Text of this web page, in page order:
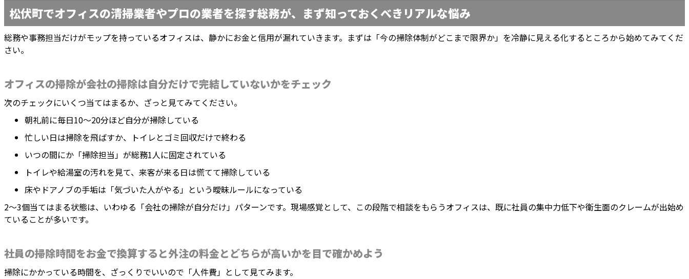
松伏町でオフィスの清掃業者やプロの業者を探す総務が、まず知っておくべきリアルな悩み
総務や事務担当だけがモップを持っているオフィスは、静かにお金と信用が漏れていきます。まずは「今の掃除体制がどこまで限界か」を冷静に見える化するところから始めてみてくだ
さい。
オフィスの掃除が会社の掃除は自分だけで完結していないかをチェック
次のチェックにいくつ当てはまるか、ざっと見てみてください。
朝礼前に毎日10〜20分ほど自分が掃除している
忙しい日は掃除を飛ばすか、トイレとゴミ回収だけで終わる
いつの間にか「掃除担当」が総務1人に固定されている
トイレや給湯室の汚れを見て、来客が来る日は慌てて掃除している
床やドアノブの手垢は「気づいた人がやる」という曖昧ルールになっている
2〜3個当てはまる状態は、いわゆる「会社の掃除が自分だけ」パターンです。現場感覚として、この段階で相談をもらうオフィスは、既に社員の集中力低下や衛生面のクレームが出始め
ていることが多いです。
社員の掃除時間をお金で換算すると外注の料金とどちらが高いかを目で確かめよう
掃除にかかっている時間を、ざっくりでいいので「人件費」として見てみます。